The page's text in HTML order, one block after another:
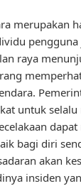
merupakan
raya
untuk
bagi diri
akan
insiden